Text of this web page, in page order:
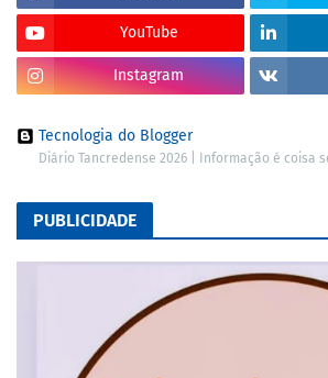
YouTube
Instagram
Tecnologia do Blogger
Diário Tancredense 2026 | Informação é coisa
PUBLICIDADE